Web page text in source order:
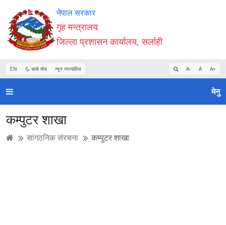
Accessibility
Mode
सुरु
गर्नुहोस्
सामाग्री
पढ्नुहाेस्
नेभिगेसन
पढ्नुहाेस्
वेबसाइट
खोजमा
जानुहोस्
नेपाल सरकार
गृह मन्त्रालय
जिल्ला प्रशासन कार्यालय, सर्लाही
EN डार्क मोड न्यून व्यान्डविथ A- A A+
मेनु
कम्पुटर शाखा
सांगठनिक संरचना कम्पुटर शाखा